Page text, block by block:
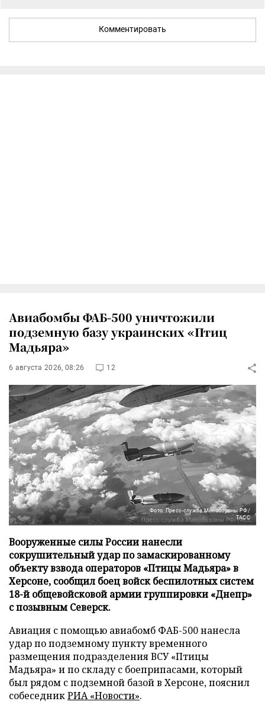
Комментировать
Авиабомбы ФАБ-500 уничтожили
подземную базу украинских «Птиц
Мадьяра»
6 августа 2026, 08:26 12
Фото: Пресс-служба Минобороны РФ/
ТАСС
Вооруженные силы России нанесли
сокрушительный удар по замаскированному
объекту взвода операторов «Птицы Мадьяра» в
Херсоне, сообщил боец войск беспилотных систем
18-й общевойсковой армии группировки «Днепр»
с позывным Северск.
Авиация с помощью авиабомб ФАБ-500 нанесла
удар по подземному пункту временного
размещения подразделения ВСУ «Птицы
Мадьяра» и по складу с боеприпасами, который
был рядом с подземной базой в Херсоне, пояснил
собеседникРИА «Новости».